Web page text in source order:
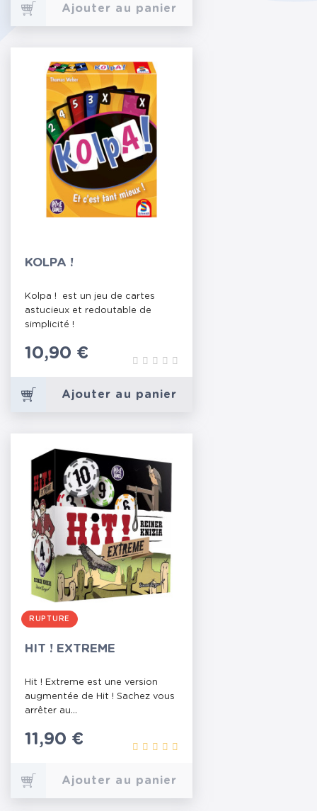
Ajouter au panier
KOLPA !
Kolpa ! est un jeu de cartes
astucieux et redoutable de
simplicité !
Prix
10,90 €
Ajouter au panier
RUPTURE
HIT ! EXTREME
Hit ! Extreme est une version
augmentée de Hit ! Sachez vous
arrêter au...
Prix
11,90 €
Ajouter au panier